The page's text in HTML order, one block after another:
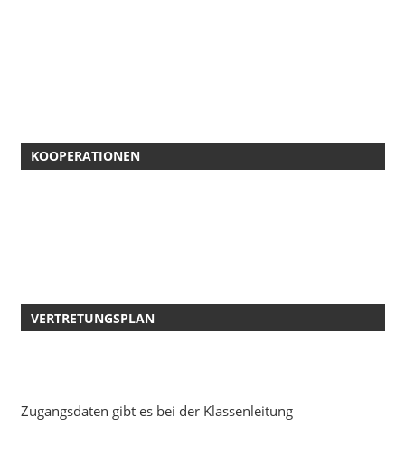
KOOPERATIONEN
VERTRETUNGSPLAN
Zugangsdaten gibt es bei der Klassenleitung